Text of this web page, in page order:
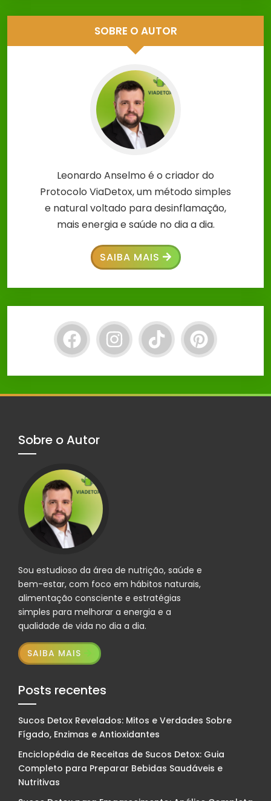
SOBRE O AUTOR
Leonardo Anselmo é o criador do
Protocolo ViaDetox, um método simples
e natural voltado para desinflamação,
mais energia e saúde no dia a dia.
SAIBA MAIS
Sobre o Autor
Sou estudioso da área de nutrição, saúde e
bem-estar, com foco em hábitos naturais,
alimentação consciente e estratégias
simples para melhorar a energia e a
qualidade de vida no dia a dia.
SAIBA MAIS
Posts recentes
Sucos Detox Revelados: Mitos e Verdades Sobre
Fígado, Enzimas e Antioxidantes
Enciclopédia de Receitas de Sucos Detox: Guia
Completo para Preparar Bebidas Saudáveis e
Nutritivas